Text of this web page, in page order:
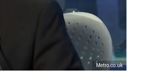
Мetro.co.uk
В Берлине отпраздновали
легализацию гей-браков
Июл 2, 2017